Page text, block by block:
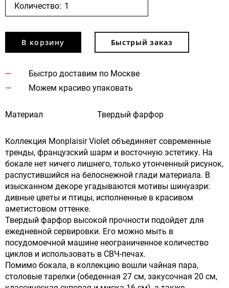
Количество:
В корзину Быстрый заказ
Быстро доставим по Москве
Можем красиво упаковать
Материал Твердый фарфор
Коллекция Monplaisir Violet объединяет современные
тренды, французский шарм и восточную эстетику. На
бокале нет ничего лишнего, только утонченный рисунок,
распустившийся на белоснежной глади материала. В
изысканном декоре угадываются мотивы шинуазри:
дивные цветы и птицы, исполненные в красивом
аметистовом оттенке.
Твердый фарфор высокой прочности подойдет для
ежедневной сервировки. Его можно мыть в
посудомоечной машине неограниченное количество
циклов и использовать в СВЧ-печах.
Помимо бокала, в коллекцию вошли чайная пара,
столовые тарелки (обеденная 27 см, закусочная 20 см,